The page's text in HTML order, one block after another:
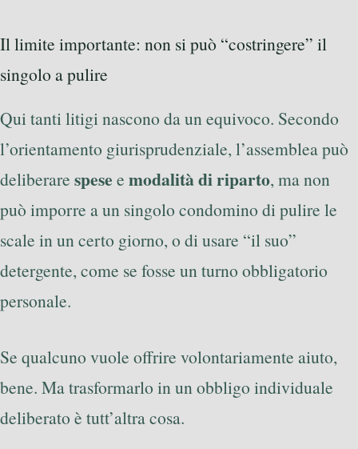
Il limite importante: non si può “costringere” il
singolo a pulire
Qui tanti litigi nascono da un equivoco. Secondo
l’orientamento giurisprudenziale, l’assemblea può
deliberare spese e modalità di riparto, ma non
può imporre a un singolo condomino di pulire le
scale in un certo giorno, o di usare “il suo”
detergente, come se fosse un turno obbligatorio
personale.
Se qualcuno vuole offrire volontariamente aiuto,
bene. Ma trasformarlo in un obbligo individuale
deliberato è tutt’altra cosa.